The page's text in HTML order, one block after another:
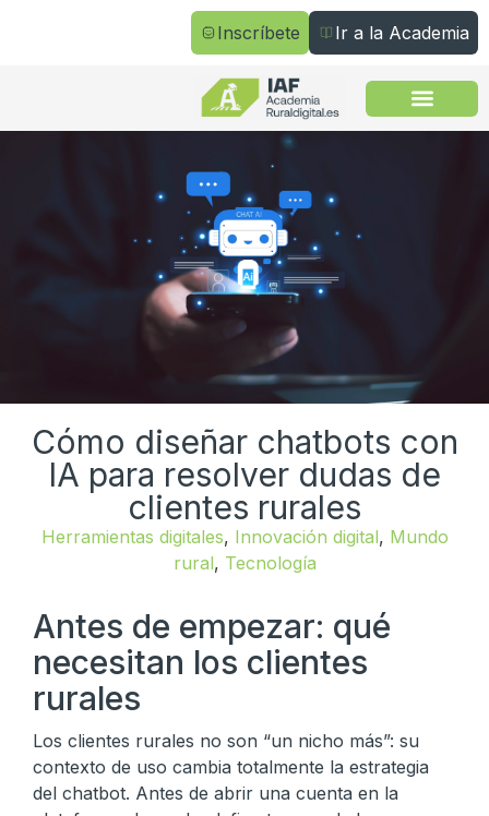
Inscríbete Ir a la Academia
Cómo diseñar chatbots con
IA para resolver dudas de
clientes rurales
Herramientas digitales, Innovación digital, Mundo
rural, Tecnología
Antes de empezar: qué
necesitan los clientes
rurales
Los clientes rurales no son “un nicho más”: su
contexto de uso cambia totalmente la estrategia
del chatbot. Antes de abrir una cuenta en la